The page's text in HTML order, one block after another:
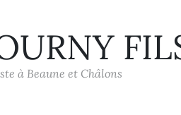
à Beaune et Châlons